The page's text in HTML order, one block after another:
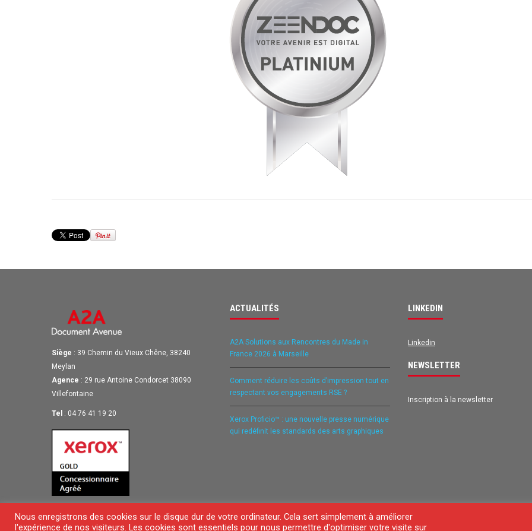
Siège : 39 Chemin du Vieux Chêne, 38240
Meylan
Agence : 29 rue Antoine Condorcet 38090
Villefontaine
Tel : 04 76 41 19 20
ACTUALITÉS
A2A Solutions aux Rencontres du Made in
France 2026 à Marseille
Comment réduire les coûts d’impression tout en
respectant vos engagements RSE ?
Xerox Proficio™ : une nouvelle presse numérique
qui redéfinit les standards des arts graphiques
LINKEDIN
Linkedin
NEWSLETTER
Inscription à la newsletter
© 2018 Copyright
Nous enregistrons des cookies sur le disque dur de votre ordinateur. Cela sert simplement à améliorer
l'expérience de nos visiteurs. Les cookies sont essentiels pour nous permettre d'optimiser votre visite sur